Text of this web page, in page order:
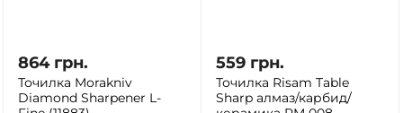
864 грн.
Точилка Morakniv
Diamond Sharpener L-
559 грн.
Точилка Risam Table
Sharp алмаз/карбид/